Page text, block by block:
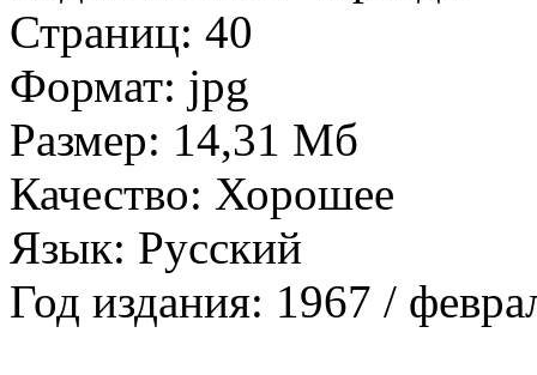
Страниц: 40
Формат: jpg
Размер: 14,31 Мб
Качество: Хорошее
Язык: Русский
Год издания: 1967 /